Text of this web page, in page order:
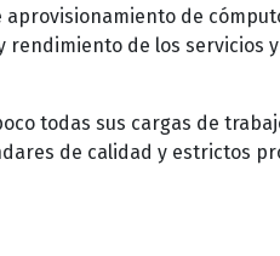
de
rendimiento de los servicios
todas sus cargas de
de calidad y estrictos